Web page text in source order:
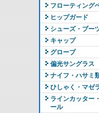
フローティング
ヒップガード
シューズ・ブー
キャップ
グローブ
偏光サングラス
ナイフ・ハサミ
ひしゃく・マゼ
ラインカッター
ール